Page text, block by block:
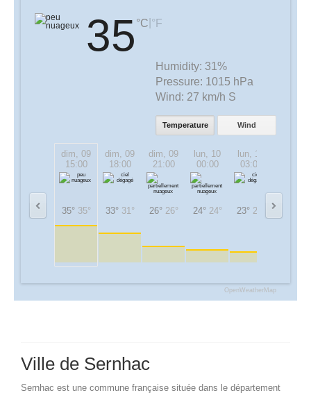
35 °C °F
Humidity: 31%
Pressure: 1015 hPa
Wind: 27 km/h S
Temperature Wind
dim, 09
15:00
35° 35°
dim, 09
18:00
33° 31°
dim, 09
21:00
26° 26°
lun, 10
00:00
24° 24°
lun, 10
03:00
23° 23°
OpenWeatherMap
Ville de Sernhac
Sernhac est une commune française située dans le département